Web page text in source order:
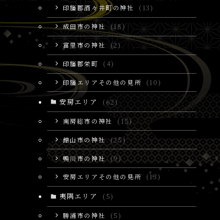
印旛郡酒々井町の神社
(13)
成田市の神社
(18)
富里市の神社
(2)
印旛郡栄町
(4)
印旛エリアその他の見所
(10)
安房エリア (62)
南房総市の神社
(15)
館山市の神社 (25)
鴨川市の神社 (9)
安房エリアその他の見所
(13)
夷隅エリア (5)
勝浦市の神社 (5)